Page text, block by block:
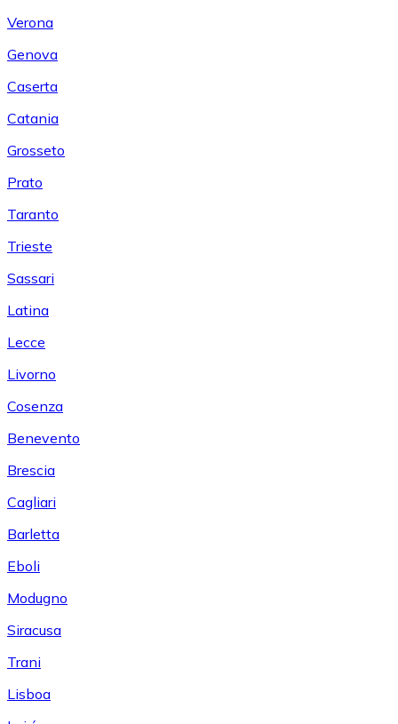
Verona
Genova
Caserta
Catania
Grosseto
Prato
Taranto
Trieste
Sassari
Latina
Lecce
Livorno
Cosenza
Benevento
Brescia
Cagliari
Barletta
Eboli
Modugno
Siracusa
Trani
Lisboa